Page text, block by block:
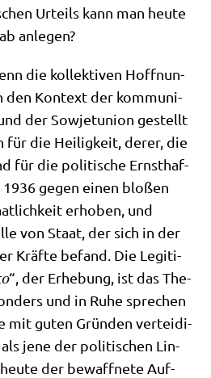
Urteils kann man heu­te
anlegen?
die kol­lek­ti­ven Hoff­nun­
den Kon­text der kom­mu­ni­
der Sowjet­uni­on gestellt
für die Hei­lig­keit, derer, die
für die poli­ti­sche Ernst­haf­
gegen einen blo­ßen
erho­ben, und
von Staat, der sich in der
Kräf­te befand. Die Legi­ti­
“, der Erhe­bung, ist das The­
und in Ruhe spre­chen
mit guten Grün­den ver­tei­di­
als jene der poli­ti­schen Lin­
der bewaff­ne­te Auf­